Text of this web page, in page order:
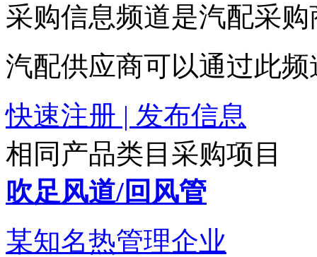
采购信息频道是汽配采
汽配供应商可以通过此
快速注册 | 发布信息
相同产品类目采购项目
吹足风道/回风管
某知名热管理企业